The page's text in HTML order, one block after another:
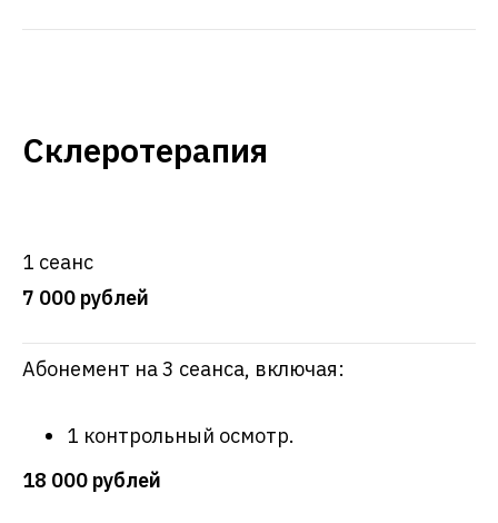
Склеротерапия
1 сеанс
7 000 рублей
Абонемент на 3 сеанса, включая:
1 контрольный осмотр.
18 000 рублей